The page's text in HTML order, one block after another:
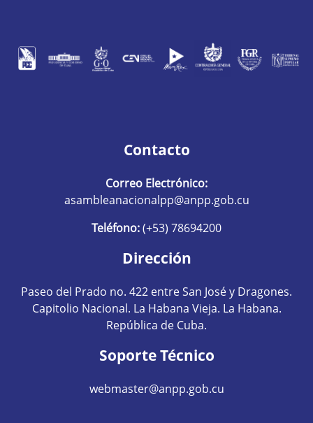
Contacto
Correo Electrónico:
asambleanacionalpp@anpp.gob.cu
Teléfono:(+53) 78694200
Dirección
Paseo del Prado no. 422 entre San José y Dragones.
Capitolio Nacional. La Habana Vieja. La Habana.
República de Cuba.
Soporte Técnico
webmaster@anpp.gob.cu